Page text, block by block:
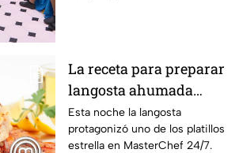
La receta para preparar
langosta ahumada
como en MasterChef
24/7
Esta noche la langosta
protagonizó uno de los platillos
estrella en MasterChef 24/7.